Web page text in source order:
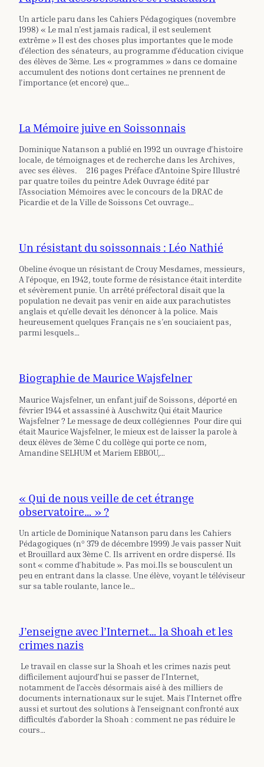
Un article paru dans les Cahiers Pédagogiques (novembre
1998) « Le mal n’est jamais radical, il est seulement
extrême » Il est des choses plus importantes que le mode
d’élection des sénateurs, au programme d’éducation civique
des élèves de 3ème. Les « programmes » dans ce domaine
accumulent des notions dont certaines ne prennent de
l’importance (et encore) que…
La Mémoire juive en Soissonnais
Dominique Natanson a publié en 1992 un ouvrage d’histoire
locale, de témoignages et de recherche dans les Archives,
avec ses élèves. 216 pages Préface d’Antoine Spire Illustré
par quatre toiles du peintre Adek Ouvrage édité par
l’Association Mémoires avec le concours de la DRAC de
Picardie et de la Ville de Soissons Cet ouvrage…
Un résistant du soissonnais : Léo Nathié
Obeline évoque un résistant de Crouy Mesdames, messieurs,
A l’époque, en 1942, toute forme de résistance était interdite
et sévèrement punie. Un arrêté préfectoral disait que la
population ne devait pas venir en aide aux parachutistes
anglais et qu’elle devait les dénoncer à la police. Mais
heureusement quelques Français ne s’en souciaient pas,
parmi lesquels…
Biographie de Maurice Wajsfelner
Maurice Wajsfelner, un enfant juif de Soissons, déporté en
février 1944 et assassiné à Auschwitz Qui était Maurice
Wajsfelner ? Le message de deux collégiennes Pour dire qui
était Maurice Wajsfelner, le mieux est de laisser la parole à
deux élèves de 3ème C du collège qui porte ce nom,
Amandine SELHUM et Mariem EBBOU,…
« Qui de nous veille de cet étrange
observatoire… » ?
Un article de Dominique Natanson paru dans les Cahiers
Pédagogiques (n° 379 de décembre 1999) Je vais passer Nuit
et Brouillard aux 3ème C. Ils arrivent en ordre dispersé. Ils
sont « comme d’habitude ». Pas moi.Ils se bousculent un
peu en entrant dans la classe. Une élève, voyant le téléviseur
sur sa table roulante, lance le…
J’enseigne avec l’Internet… la Shoah et les
crimes nazis
Le travail en classe sur la Shoah et les crimes nazis peut
difficilement aujourd’hui se passer de l’Internet,
notamment de l’accès désormais aisé à des milliers de
documents internationaux sur le sujet. Mais l’Internet offre
aussi et surtout des solutions à l’enseignant confronté aux
difficultés d’aborder la Shoah : comment ne pas réduire le
cours…